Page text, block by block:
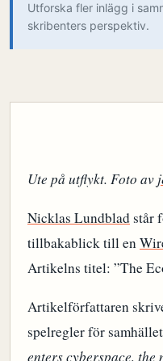
Ute på utflykt. Foto av
Nicklas Lundbladstår
tillbakablick till en
Artikelns titel: ”The
Artikelförfattaren
spelregler för
enters cyberspace, the
Utforska fler inlägg i
skribenters perspektiv.